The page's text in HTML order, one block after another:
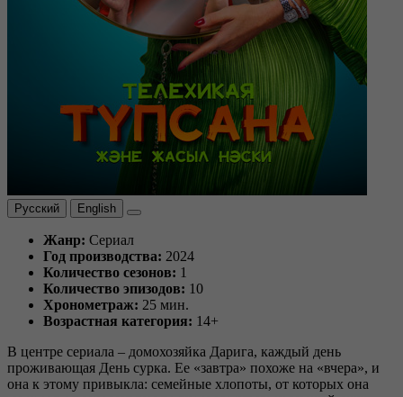
Русский English
Жанр: Сериал
Год производства: 2024
Количество сезонов: 1
Количество эпизодов: 10
Хронометраж: 25 мин.
Возрастная категория: 14+
В центре сериала – домохозяйка Дарига, каждый день
проживающая День сурка. Ее «завтра» похоже на «вчера», и
она к этому привыкла: семейные хлопоты, от которых она